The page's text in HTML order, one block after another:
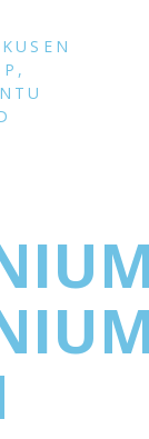
KUSEN
,